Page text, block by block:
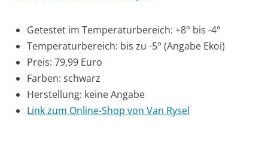
Getestet im Temperaturbereich: +8° bis -4°
Temperaturbereich: bis zu -5° (Angabe Ekoi)
Preis: 79,99 Euro
Farben: schwarz
Herstellung: keine Angabe
Link zum Online-Shop von Van Rysel